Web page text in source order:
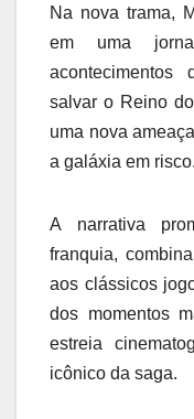
Na nova trama,
em uma
salvar o Reino
uma nova
a galáxia em risco.
A narrativa
franquia,
aos clássicos
dos momentos
estreia
icônico da saga.